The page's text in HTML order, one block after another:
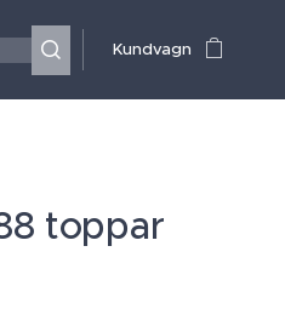
Kundvagn
toppar